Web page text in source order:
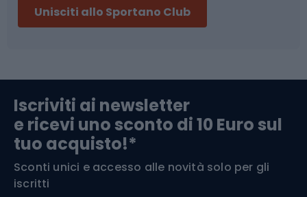
Abbigliamento da escursionismo
Componenti per biciclette
Arrampicata
Medicina dello sport
Unisciti allo Sportano Club
Iscriviti ai newsletter
e ricevi uno sconto di 10 Euro sul
tuo acquisto!*
Sconti unici e accesso alle novità solo per gli
iscritti